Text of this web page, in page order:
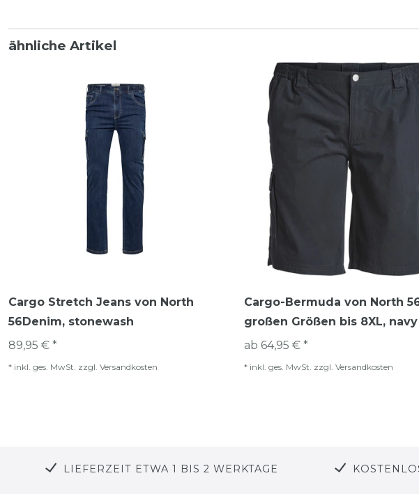
ähnliche Artikel
Cargo Stretch Jeans von North
56Denim, stonewash
89,95 € *
* inkl. ges. MwSt. zzgl. Versandkosten
Cargo-Bermuda von North
großen Größen bis 8XL, navy
ab 64,95 € *
* inkl. ges. MwSt. zzgl. Versandkosten
LIEFERZEIT ETWA 1 BIS 2 WERKTAGE